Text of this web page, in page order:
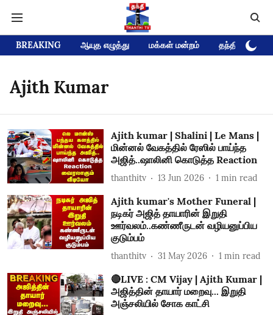
BREAKING ஆயுத எழுத்து மக்கள் மன்றம் தந்தி டிவி
Ajith Kumar
Ajith kumar | Shalini | Le Mans |
மின்னல் வேகத்தில் ரேஸில் பாய்ந்த
அஜித்..ஷாலினி கொடுத்த Reaction
thanthitv 13 Jun 2026 1 min read
Ajith kumar's Mother Funeral |
நடிகர் அஜித் தாயாரின் இறுதி
ஊர்வலம்..கண்ணீருடன் வழியனுப்பிய
குடும்பம்
thanthitv 31 May 2026 1 min read
🔴LIVE : CM Vijay | Ajith Kumar |
அஜித்தின் தாயார் மறைவு... இறுதி
அஞ்சலியில் சோக காட்சி